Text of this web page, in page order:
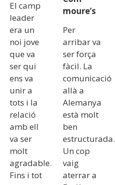
El camp
leader
era un
noi jove
que va
ser qui
ens va
unir a
tots i la
relació
amb ell
va ser
molt
agradable.
Fins i tot
moure’s
Per
arribar va
ser força
fàcil. La
comunicació
allà a
Alemanya
està molt
ben
estructurada.
Un cop
vaig
aterrar a